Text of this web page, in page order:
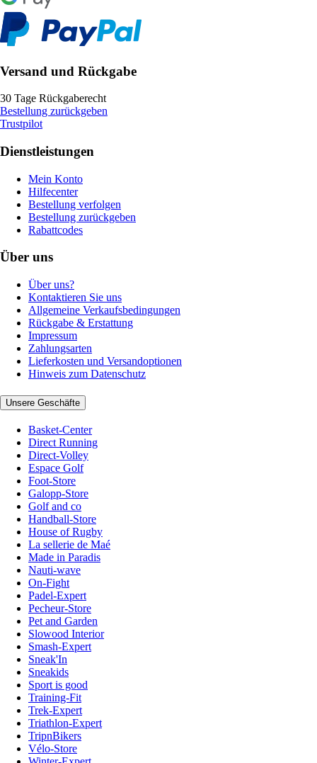
Versand und Rückgabe
30 Tage Rückgaberecht
Bestellung zurückgeben
Trustpilot
Dienstleistungen
Mein Konto
Hilfecenter
Bestellung verfolgen
Bestellung zurückgeben
Rabattcodes
Über uns
Über uns?
Kontaktieren Sie uns
Allgemeine Verkaufsbedingungen
Rückgabe & Erstattung
Impressum
Zahlungsarten
Lieferkosten und Versandoptionen
Hinweis zum Datenschutz
Unsere Geschäfte
Basket-Center
Direct Running
Direct-Volley
Espace Golf
Foot-Store
Galopp-Store
Golf and co
Handball-Store
House of Rugby
La sellerie de Maé
Made in Paradis
Nauti-wave
On-Fight
Padel-Expert
Pecheur-Store
Pet and Garden
Slowood Interior
Smash-Expert
Sneak'In
Sneakids
Sport is good
Training-Fit
Trek-Expert
Triathlon-Expert
TripnBikers
Vélo-Store